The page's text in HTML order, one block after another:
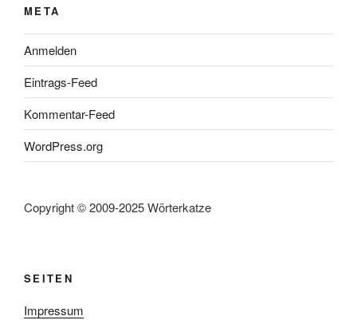
META
Anmelden
Eintrags-Feed
Kommentar-Feed
WordPress.org
Copyright © 2009-2025 Wörterkatze
SEITEN
Impressum